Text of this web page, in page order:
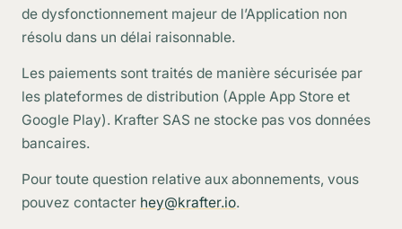
de dysfonctionnement majeur de l’Application non
résolu dans un délai raisonnable.
Les paiements sont traités de manière sécurisée par
les plateformes de distribution (Apple App Store et
Google Play). Krafter SAS ne stocke pas vos données
bancaires.
Pour toute question relative aux abonnements, vous
pouvez contacter hey@krafter.io.